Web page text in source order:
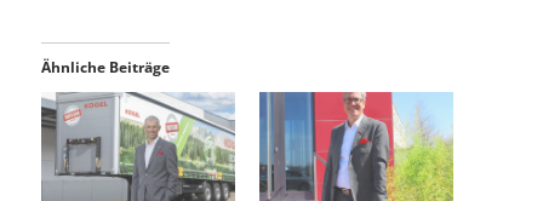
Ähnliche Beiträge